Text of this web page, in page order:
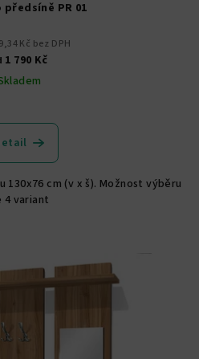
předsíně PR 01
Kč bez DPH
1 790 Kč
hodnocení
produktu
z
5
130x76 cm (v x š). Možnost výběru
4 variant